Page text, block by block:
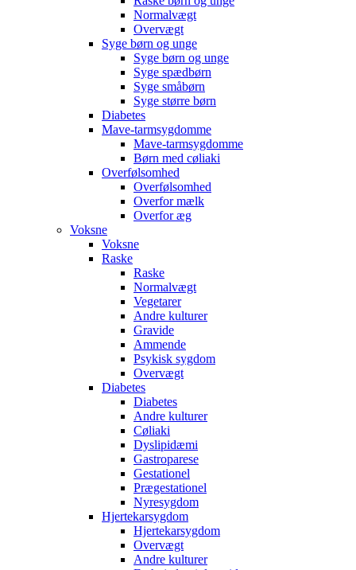
Normalvægt
Overvægt
Syge børn og unge
Syge børn og unge
Syge spædbørn
Syge småbørn
Syge større børn
Diabetes
Mave-tarmsygdomme
Mave-tarmsygdomme
Børn med cøliaki
Overfølsomhed
Overfølsomhed
Overfor mælk
Overfor æg
Voksne
Voksne
Raske
Raske
Normalvægt
Vegetarer
Andre kulturer
Gravide
Ammende
Psykisk sygdom
Overvægt
Diabetes
Diabetes
Andre kulturer
Cøliaki
Dyslipidæmi
Gastroparese
Gestationel
Prægestationel
Nyresygdom
Hjertekarsygdom
Hjertekarsygdom
Overvægt
Andre kulturer